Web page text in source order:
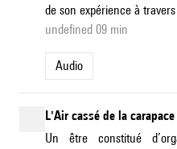
de son expérience à
undefined 09 min
Audio
L'Air cassé de la
Un être constitué